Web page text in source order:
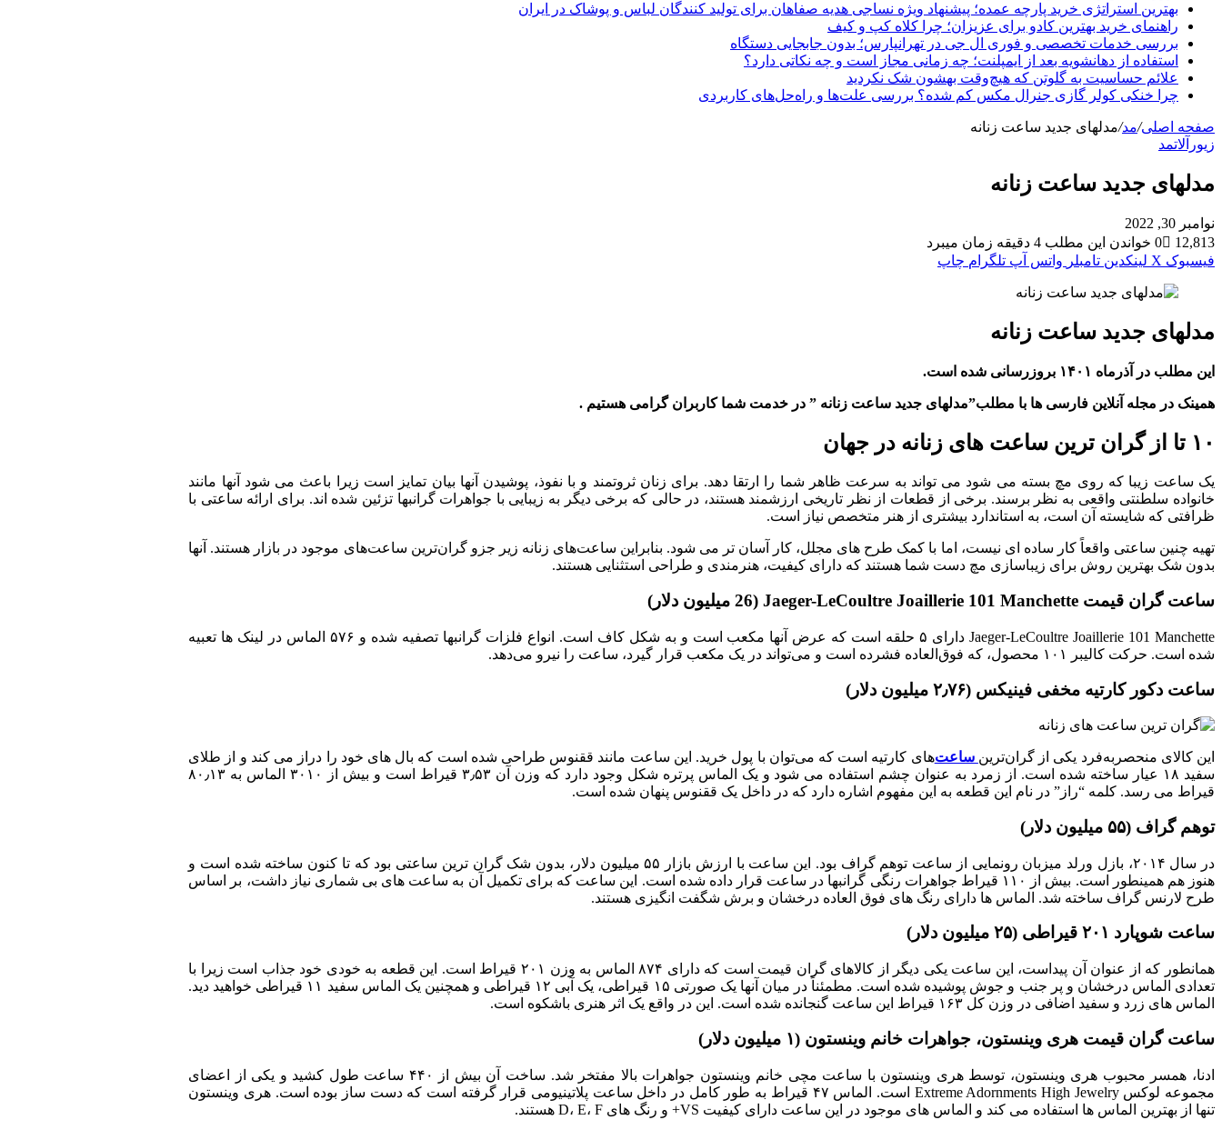
بهترین استراتژی خرید پارچه عمده؛ پیشنهاد ویژه نساجی هدیه صفاهان برای تولید کنندگان لباس و پوشاک در ایران
راهنمای خرید بهترین کادو برای عزیزان؛ چرا کلاه کپ و کیف
بررسی خدمات تخصصی و فوری ال جی در تهرانپارس؛ بدون جابجایی دستگاه
استفاده از دهانشویه بعد از ایمپلنت؛ چه زمانی مجاز است و چه نکاتی دارد؟
علائم حساسیت به گلوتن که هیچ‌وقت بهشون شک نکردید
چرا خنکی کولر گازی جنرال مکس کم شده؟ بررسی علت‌ها و راه‌حل‌های کاربردی
صفحه اصلی/مد/مدلهای جدید ساعت زنانه
زیورآلاتمد
مدلهای جدید ساعت زنانه
نوامبر 30, 2022
0
12,813
خواندن این مطلب 4 دقیقه زمان میبرد
فیسبوک X لینکدین ‫تامبلر واتس آپ تلگرام چاپ
مدلهای جدید ساعت زنانه
این مطلب در آذرماه ۱۴۰۱ بروزرسانی شده است.
همینک در مجله آنلاین فارسی ها با مطلب”مدلهای جدید ساعت زنانه ” در خدمت شما کاربران گرامی هستیم .
۱۰ تا از گران ترین ساعت های زنانه در جهان
یک ساعت زیبا که روی مچ بسته می شود می تواند به سرعت ظاهر شما را ارتقا دهد. برای زنان ثروتمند و با نفوذ، پوشیدن آنها بیان تمایز است زیرا باعث می شود آنها مانند
خانواده سلطنتی واقعی به نظر برسند. برخی از قطعات از نظر تاریخی ارزشمند هستند، در حالی که برخی دیگر به زیبایی با جواهرات گرانبها تزئین شده اند. برای ارائه ساعتی با
ظرافتی که شایسته آن است، به استاندارد بیشتری از هنر متخصص نیاز است.
تهیه چنین ساعتی واقعاً کار ساده ای نیست، اما با کمک طرح های مجلل، کار آسان تر می شود. بنابراین ساعت‌های زنانه زیر جزو گران‌ترین ساعت‌های موجود در بازار هستند. آنها
بدون شک بهترین روش برای زیباسازی مچ دست شما هستند که دارای کیفیت، هنرمندی و طراحی استثنایی هستند.
ساعت گران قیمت Jaeger-LeCoultre Joaillerie 101 Manchette (26 میلیون دلار)
Jaeger-LeCoultre Joaillerie 101 Manchette دارای ۵ حلقه است که عرض آنها مکعب است و به شکل کاف است. انواع فلزات گرانبها تصفیه شده و ۵۷۶ الماس در لینک ها تعبیه
شده است. حرکت کالیبر ۱۰۱ محصول، که فوق‌العاده فشرده است و می‌تواند در یک مکعب قرار گیرد، ساعت را نیرو می‌دهد.
ساعت دکور کارتیه مخفی فینیکس (۲٫۷۶ میلیون دلار)
این کالای منحصربه‌فرد یکی از گران‌ترین ساعت‌های کارتیه است که می‌توان با پول خرید. این ساعت مانند ققنوس طراحی شده است که بال های خود را دراز می کند و از طلای
سفید ۱۸ عیار ساخته شده است. از زمرد به عنوان چشم استفاده می شود و یک الماس پرتره شکل وجود دارد که وزن آن ۳٫۵۳ قیراط است و بیش از ۳۰۱۰ الماس به ۸۰٫۱۳
قیراط می رسد. کلمه “راز” در نام این قطعه به این مفهوم اشاره دارد که در داخل یک ققنوس پنهان شده است.
توهم گراف (۵۵ میلیون دلار)
در سال ۲۰۱۴، بازل ورلد میزبان رونمایی از ساعت توهم گراف بود. این ساعت با ارزش بازار ۵۵ میلیون دلار، بدون شک گران ترین ساعتی بود که تا کنون ساخته شده است و
هنوز هم همینطور است. بیش از ۱۱۰ قیراط جواهرات رنگی گرانبها در ساعت قرار داده شده است. این ساعت که برای تکمیل آن به ساعت های بی شماری نیاز داشت، بر اساس
طرح لارنس گراف ساخته شد. الماس ها دارای رنگ های فوق العاده درخشان و برش شگفت انگیزی هستند.
ساعت شوپارد ۲۰۱ قیراطی (۲۵ میلیون دلار)
همانطور که از عنوان آن پیداست، این ساعت یکی دیگر از کالاهای گران قیمت است که دارای ۸۷۴ الماس به وزن ۲۰۱ قیراط است. این قطعه به خودی خود جذاب است زیرا با
تعدادی الماس درخشان و پر جنب و جوش پوشیده شده است. مطمئناً در میان آنها یک صورتی ۱۵ قیراطی، یک آبی ۱۲ قیراطی و همچنین یک الماس سفید ۱۱ قیراطی خواهید دید.
الماس های زرد و سفید اضافی در وزن کل ۱۶۳ قیراط این ساعت گنجانده شده است. این در واقع یک اثر هنری باشکوه است.
ساعت گران قیمت هری وینستون، جواهرات خانم وینستون (۱ میلیون دلار)
ادنا، همسر محبوب هری وینستون، توسط هری وینستون با ساعت مچی خانم وینستون جواهرات بالا مفتخر شد. ساخت آن بیش از ۴۴۰ ساعت طول کشید و یکی از اعضای
مجموعه لوکس Extreme Adornments High Jewelry است. الماس ۴۷ قیراط به طور کامل در داخل ساعت پلاتینیومی قرار گرفته است که دست ساز بوده است. هری وینستون
تنها از بهترین الماس ها استفاده می کند و الماس های موجود در این ساعت دارای کیفیت VS+ و رنگ های D، E، F هستند.